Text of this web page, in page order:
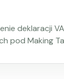
deklaracji
pod Making